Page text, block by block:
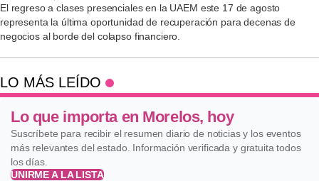
El regreso a clases presenciales en la UAEM este 17 de agosto
representa la última oportunidad de recuperación para decenas de
negocios al borde del colapso financiero.
LO MÁS LEÍDO
Lo que importa en Morelos, hoy
Suscríbete para recibir el resumen diario de noticias y los eventos
más relevantes del estado. Información verificada y gratuita todos
los días.
UNIRME A LA LISTA